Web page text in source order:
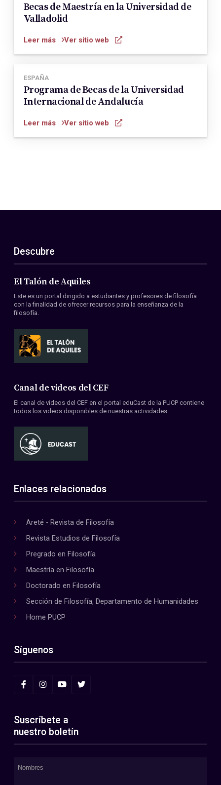
Becas de Maestría en la Universidad de
Valladolid
Leer más Ver sitio web
ESPAÑA
Programa de Becas de la Universidad
Internacional de Andalucía
Leer más Ver sitio web
Descubre
El Talón de Aquiles
Este es un portal dirigido a estudiantes y profesores de filosofía
con la finalidad de ofrecer recursos para la enseñanza de la
filosofía.
Canal de videos del CEF
El canal de videos del CEF en el portal eduCast de la PUCP contiene
todos los videos disponibles de nuestras actividades.
Enlaces relacionados
Areté - Revista de Filosofía
Revista Estudios de Filosofía
Pregrado en Filosofía
Maestría en Filosofía
Doctorado en Filosofía
Sección de Filosofía, Departamento de Humanidades
Home PUCP
Síguenos
Suscríbete a
nuestro boletín